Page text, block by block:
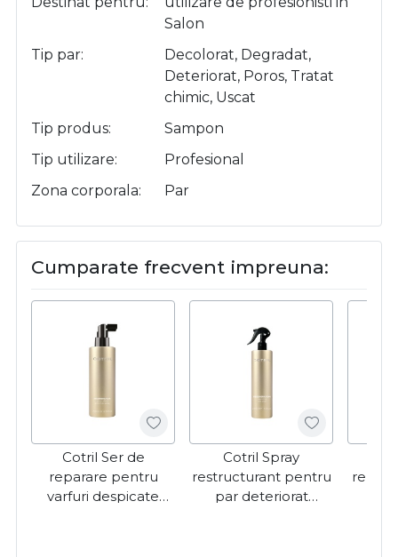
Salon
Tip par
Decolorat, Degradat,
Deteriorat, Poros, Tratat
chimic, Uscat
Tip produs
Sampon
Tip utilizare
Profesional
Zona corporala
Par
Cumparate frecvent impreuna:
Cotril Ser de
reparare pentru
varfuri despicate
Cotril Spray
restructurant pentru
par deteriorat